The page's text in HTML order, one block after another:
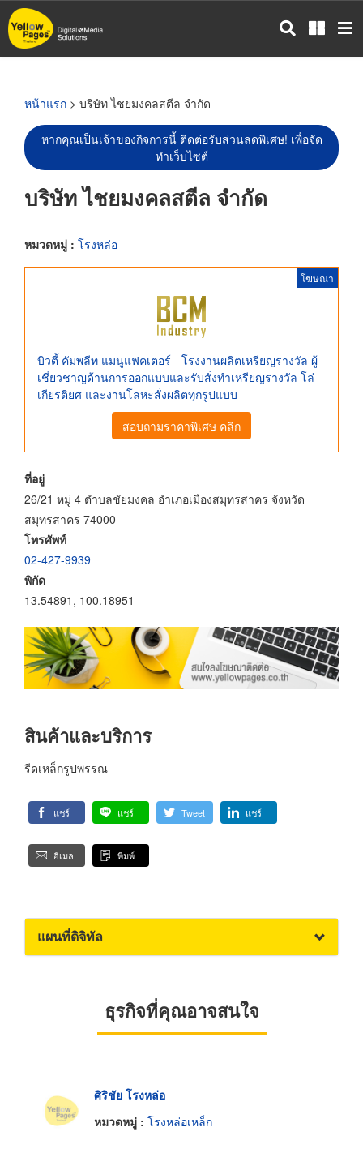
ข้าม
ไป
หน้าแรก > บริษัท ไชยมงคลสตีล จำกัด
หากคุณเป็นเจ้าของกิจการนี้ ติดต่อรับส่วนลดพิเศษ! เพื่อจัด
ทำเว็บไซต์
บริษัท ไชยมงคลสตีล จำกัด
หมวดหมู่ : โรงหล่อ
โฆษณา
บิวตี้ คัมพลีท แมนูแฟคเตอร์ - โรงงานผลิตเหรียญรางวัล ผู้
เชี่ยวชาญด้านการออกแบบและรับสั่งทำเหรียญรางวัล โล่
เกียรติยศ และงานโลหะสั่งผลิตทุกรูปแบบ
สอบถามราคาพิเศษ คลิก
ที่อยู่
26/21 หมู่ 4 ตำบลชัยมงคล อำเภอเมืองสมุทรสาคร จังหวัด
สมุทรสาคร 74000
โทรศัพท์
02-427-9939
พิกัด
13.54891, 100.18951
สินค้าและบริการ
รีดเหล็กรูปพรรณ
แชร์ แชร์ Tweet แชร์
อีเมล พิมพ์
แผนที่ดิจิทัล
ธุรกิจที่คุณอาจสนใจ
ศิริชัย โรงหล่อ
หมวดหมู่ : โรงหล่อเหล็ก